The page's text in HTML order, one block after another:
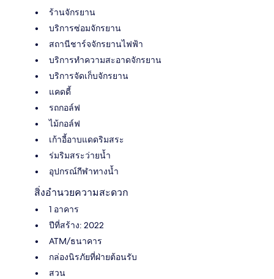
ร้านจักรยาน
บริการซ่อมจักรยาน
สถานีชาร์จจักรยานไฟฟ้า
บริการทำความสะอาดจักรยาน
บริการจัดเก็บจักรยาน
แคดดี้
รถกอล์ฟ
ไม้กอล์ฟ
เก้าอี้อาบแดดริมสระ
ร่มริมสระว่ายน้ำ
อุปกรณ์กีฬาทางน้ำ
สิ่งอำนวยความสะดวก
1 อาคาร
ปีที่สร้าง: 2022
ATM/ธนาคาร
กล่องนิรภัยที่ฝ่ายต้อนรับ
สวน